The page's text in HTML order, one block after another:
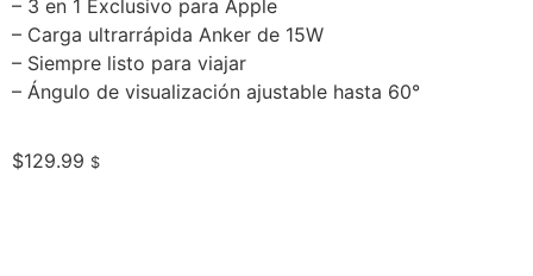
– 3 en 1 Exclusivo para Apple
– Carga ultrarrápida Anker de 15W
– Siempre listo para viajar
– Ángulo de visualización ajustable hasta 60°
$129.99 $